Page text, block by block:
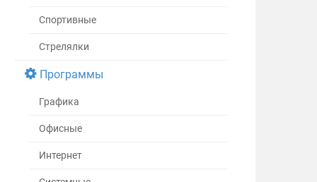
Спортивные
Стрелялки
Программы
Графика
Офисные
Интернет